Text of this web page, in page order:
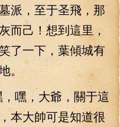
，至于圣飛，那
而己！想到這里，
了一下，葉傾城有
。
，大爺，關于這
本大帥可是知道很